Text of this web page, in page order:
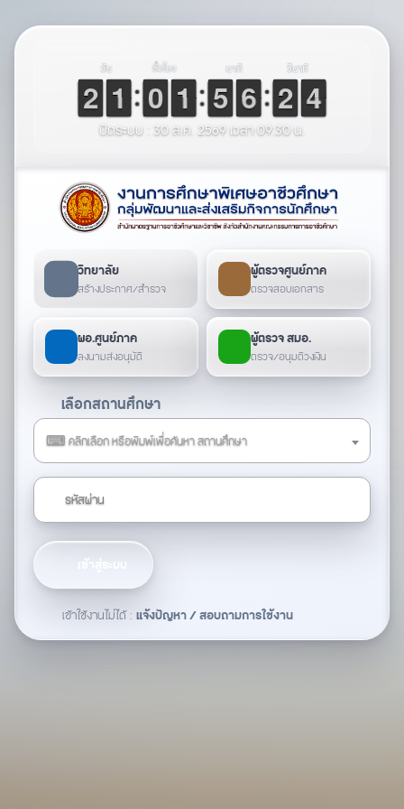
วิทยาลัย
สร้างประกาศ/สำรวจ
ผู้ตรวจศูนย์ภาค
ตรวจสอบเอกสาร
ผอ.ศูนย์ภาค
ลงนามส่งอนุมัติ
ผู้ตรวจ สมอ.
ตรวจ/อนุมติวงเงิน
เลือกสถานศึกษา
⌨ คลิกเลือก หรือพิมพ์เพื่อค้นหา สถานศึกษา
เข้าสู่ระบบ
เข้าใช้งานไม่ได้ : แจ้งปัญหา / สอบถามการใช้งาน
วัน
0
0
1
1
2
2
3
3
4
4
5
5
6
6
7
7
8
8
9
9 0
0
1
1
2
2
3
3
4
4
5
5
6
6
7
7
8
8
9
9
ชั่วโมง
0
0
1
1
2
2
3
3
4
4
5
5
6
6
7
7
8
8
9
9 0
0
1
1
2
2
3
3
4
4
5
5
6
6
7
7
8
8
9
9
นาที
0
0
1
1
2
2
3
3
4
4
5
5 0
0
1
1
2
2
3
3
4
4
5
5
6
6
7
7
8
8
9
9
วินาที
0
0
1
1
2
2
3
3
4
4
5
5 0
0
1
1
2
2
3
4
4
5
5
6
6
7
7
8
8
9
9
ปิดระบบ : 30 ส.ค. 2569 เวลา 09:30 น.